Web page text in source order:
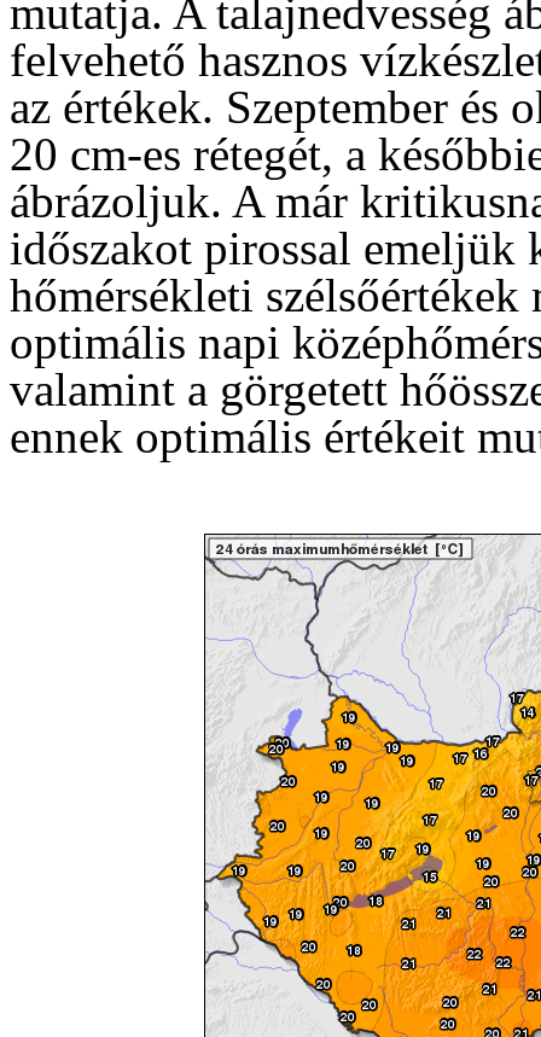
mutatja. A talajnedvesség
felvehető hasznos
az értékek. Szeptember és
20 cm-es rétegét, a
ábrázoljuk. A már
időszakot pirossal emeljük
hőmérsékleti szélsőértékek
optimális napi
valamint a görgetett
ennek optimális értékeit